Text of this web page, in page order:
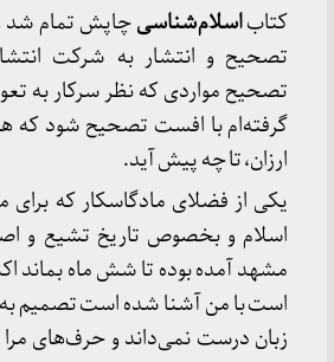
کتاباسلام‌شناسیچاپش تمام شد و
تصحیح و انتشار به شرکت
تصحیح مواردی که نظر سرکار به
گرفته‌ام با افست تصحیح شود
ارزان، تا چه پیش آید.
یکی از فضلای مادگاسکار که برای
اسلام و بخصوص تاریخ تشیع و
مشهد آمده بوده تا شش ماه بماند
است با من آشنا شده است تصمیم به
زبان درست نمی‌داند و حرف‌های